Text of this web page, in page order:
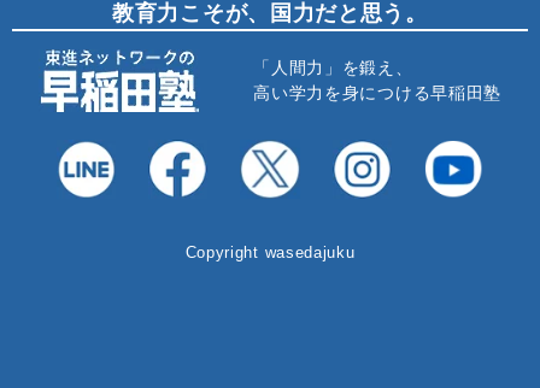
教育力こそが、国力だと思う。
「人間力」を鍛え、
高い学力を身につける早稲田塾
Copyright wasedajuku